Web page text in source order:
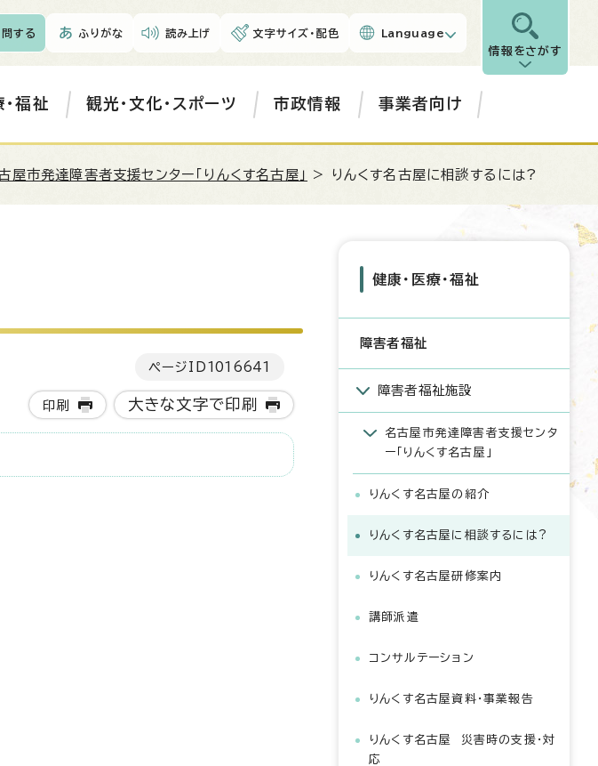
する ふりがな 読み上げ 文字サイズ・配色 Language
情報をさがす
・福祉 観光・文化・スポーツ 市政情報 事業者向け
屋市発達障害者支援センター「りんくす名古屋」 > りんくす名古屋に相談するには?
ページID 1016641
印刷 大きな文字で印刷
健康・医療・福祉
障害者福祉
障害者福祉施設
名古屋市発達障害者支援センタ
ー「りんくす名古屋」
りんくす名古屋の紹介
りんくす名古屋に相談するには?
りんくす名古屋研修案内
講師派遣
コンサルテーション
りんくす名古屋資料・事業報告
りんくす名古屋 災害時の支援・対
応